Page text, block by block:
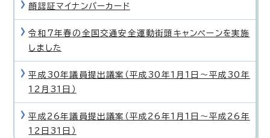
顔認証マイナンバーカード
令和7年春の全国交通安全運動街頭キャンペーンを実施
しました
平成30年議員提出議案（平成30年1月1日〜平成30年
12月31日）
平成26年議員提出議案（平成26年1月1日〜平成26年
12日31日）